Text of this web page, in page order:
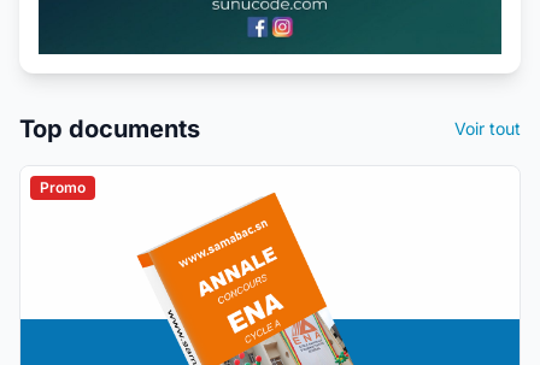
Top documents Voir tout
Promo